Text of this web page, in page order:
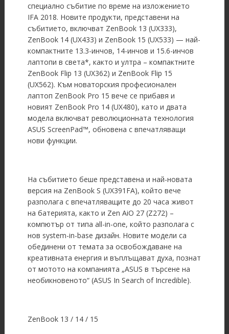
специално събитие по време на изложението
IFA 2018. Новите продукти, представени на
събитието, включват ZenBook 13 (UX333),
ZenBook 14 (UX433) и ZenBook 15 (UX533) — най-
компактните 13.3-инчов, 14-инчов и 15.6-инчов
лаптопи в света*, както и ултра – компактните
ZenBook Flip 13 (UX362) и ZenBook Flip 15
(UX562). Към новаторския професионален
лаптоп ZenBook Pro 15 вече се прибавя и
новият ZenBook Pro 14 (UX480), като и двата
модела включват революционната технология
ASUS ScreenPad™, обновена с впечатляващи
нови функции.
На събитието беше представена и най-новата
версия на ZenBook S (UX391FA), който вече
разполага с впечатляващите до 20 часа живот
на батерията, както и Zen AiO 27 (Z272) –
компютър от типа all-in-one, който разполага с
нов system-in-base дизайн. Новите модели са
обединени от темата за освобождаване на
креативната енергия и въплъщават духа, познат
от мотото на компанията „ASUS в търсене на
необикновеното“ (ASUS In Search of Incredible).
ZenBook 13 / 14 / 15